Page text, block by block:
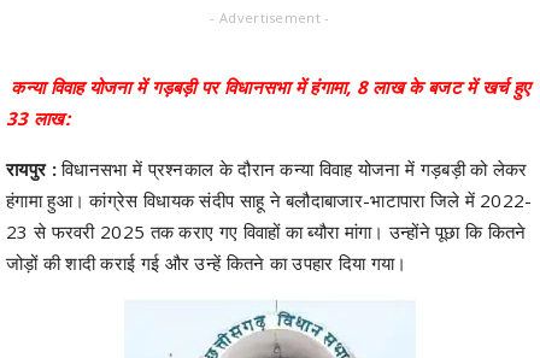
- Advertisement -
कन्या विवाह योजना में गड़बड़ी पर विधानसभा में हंगामा, 8 लाख के बजट में खर्च हुए
33 लाख:
रायपुर :विधानसभा में प्रश्नकाल के दौरान कन्या विवाह योजना में गड़बड़ी को लेकर
हंगामा हुआ। कांग्रेस विधायक संदीप साहू ने बलौदाबाजार-भाटापारा जिले में 2022-
23 से फरवरी 2025 तक कराए गए विवाहों का ब्यौरा मांगा। उन्होंने पूछा कि कितने
जोड़ों की शादी कराई गई और उन्हें कितने का उपहार दिया गया।